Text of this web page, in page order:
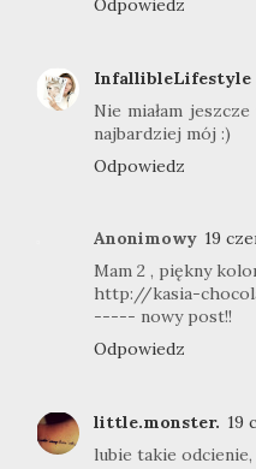
Odpowiedz
InfallibleLifestyle
Nie miałam
najbardziej mój :)
Odpowiedz
Anonimowy 19
Mam 2 , piękny
http://kasia-
----- nowy post!!
Odpowiedz
little.monster. 19
lubie takie